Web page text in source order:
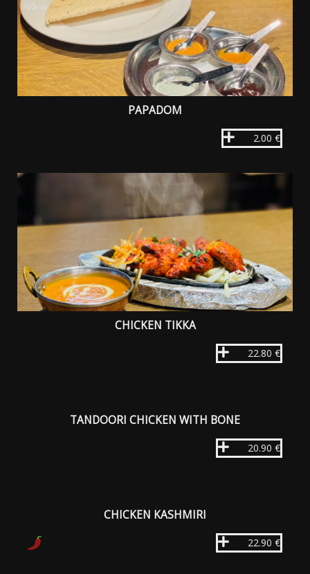
PAPADOM
2.00 €
CHICKEN TIKKA
22.80 €
TANDOORI CHICKEN WITH BONE
20.90 €
CHICKEN KASHMIRI
22.90 €